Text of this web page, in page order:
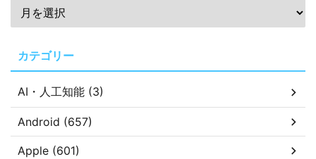
カテゴリー
AI・人工知能 (3)
Android (657)
Apple (601)